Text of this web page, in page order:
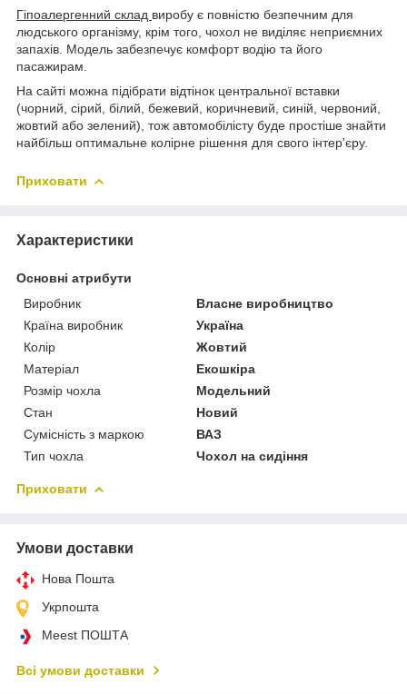
Гіпоалергенний склад виробу є повністю безпечним для
людського організму, крім того, чохол не виділяє неприємних
запахів. Модель забезпечує комфорт водію та його
пасажирам.
На сайті можна підібрати відтінок центральної вставки
(чорний, сірий, білий, бежевий, коричневий, синій, червоний,
жовтий або зелений), тож автомобілісту буде простіше знайти
найбільш оптимальне колірне рішення для свого інтер'єру.
Приховати
Характеристики
Основні атрибути
Виробник
Власне виробництво
Країна виробник
Україна
Колір
Жовтий
Матеріал
Екошкіра
Розмір чохла
Модельний
Стан
Новий
Сумісність з маркою
ВАЗ
Тип чохла
Чохол на сидіння
Приховати
Умови доставки
Нова Пошта
Укрпошта
Meest ПОШТА
Всі умови доставки